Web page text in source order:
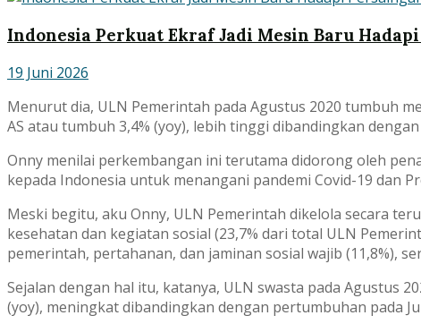
Indonesia Perkuat Ekraf Jadi Mesin Baru
19 Juni 2026
Menurut dia, ULN Pemerintah pada Agustus 2020 tumbuh
AS atau tumbuh 3,4% (yoy), lebih tinggi dibandingkan
Onny menilai perkembangan ini terutama didorong oleh
kepada Indonesia untuk menangani pandemi Covid-19 dan
Meski begitu, aku Onny, ULN Pemerintah dikelola secara
kesehatan dan kegiatan sosial (23,7% dari total ULN
pemerintah, pertahanan, dan jaminan sosial wajib (11,8%),
Sejalan dengan hal itu, katanya, ULN swasta pada Agustus
(yoy), meningkat dibandingkan dengan pertumbuhan pada